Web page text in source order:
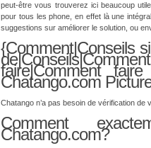
peut-être vous trouverez ici beaucoup
pour tous les phone, en effet là une
suggestions sur améliorer le solution, ou
{Comment|Conseils
faire|Comment
Chatango.com
Chatango n’a pas besoin de vérification de
Comment
Chatango.com?